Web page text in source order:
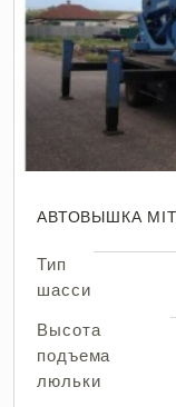
АВТОВЫШКА
Тип
шасси
Высота
подъема
люльки